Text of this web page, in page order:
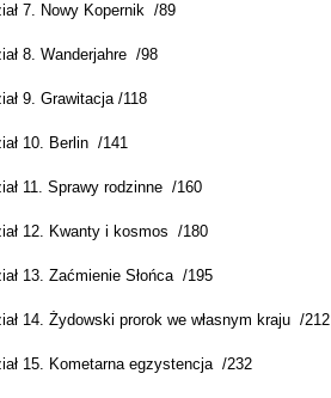
7. Nowy Kopernik /89
8. Wanderjahre /98
9. Grawitacja /118
10. Berlin /141
11. Sprawy rodzinne /160
12. Kwanty i kosmos /180
13. Zaćmienie Słońca /195
14. Żydowski prorok we własnym kraju /212
15. Kometarna egzystencja /232